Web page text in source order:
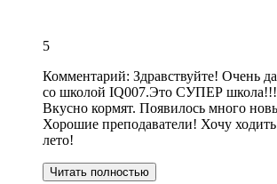
5
Комментарий: Здравствуйте! Очень
со школой IQ007.Это СУПЕР школа!!!
Вкусно кормят. Появилось много
Хорошие преподаватели! Хочу
лето!
Читать полностью